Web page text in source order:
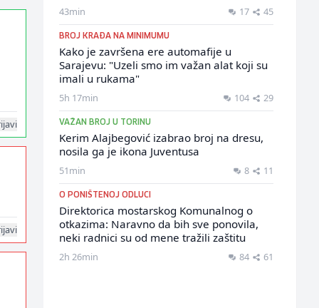
43min 17 45
BROJ KRAĐA NA MINIMUMU
Kako je završena ere automafije u
Sarajevu: "Uzeli smo im važan alat koji su
imali u rukama"
5h 17min 104 29
VAŽAN BROJ U TORINU
Kerim Alajbegović izabrao broj na dresu,
nosila ga je ikona Juventusa
51min 8 11
O PONIŠTENOJ ODLUCI
Direktorica mostarskog Komunalnog o
otkazima: Naravno da bih sve ponovila,
neki radnici su od mene tražili zaštitu
2h 26min 84 61